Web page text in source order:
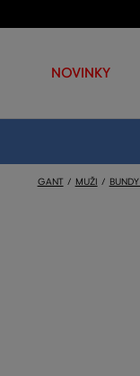
NOVINKY
GANT MUŽI